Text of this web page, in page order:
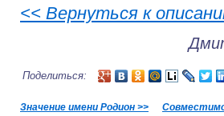
<< Вернуться к
Поделиться:
Значение имени Родион >>